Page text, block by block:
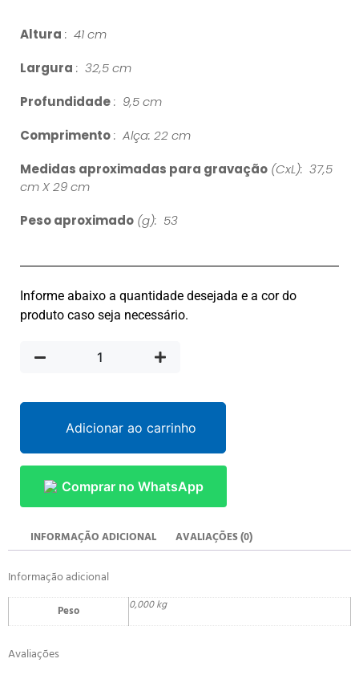
Altura : 41 cm
Largura : 32,5 cm
Profundidade: 9,5 cm
Comprimento: Alça: 22 cm
Medidas aproximadas para gravação (CxL): 37,5
cm X 29 cm
Peso aproximado (g): 53
Informe abaixo a quantidade desejada e a cor do
produto caso seja necessário.
Adicionar ao carrinho
Comprar no WhatsApp
INFORMAÇÃO ADICIONAL AVALIAÇÕES (0)
Informação adicional
Peso 0,000 kg
Avaliações